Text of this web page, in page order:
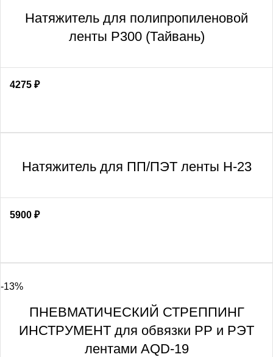
Натяжитель для полипропиленовой
ленты Р300 (Тайвань)
4275 ₽
Натяжитель для ПП/ПЭТ ленты H-23
5900 ₽
-13%
ПНЕВМАТИЧЕСКИЙ СТРЕППИНГ
ИНСТРУМЕНТ для обвязки PP и РЭТ
лентами AQD-19